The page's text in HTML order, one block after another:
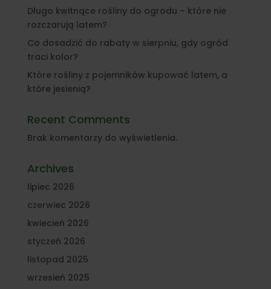
Długo kwitnące rośliny do ogrodu – które nie
rozczarują latem?
Co dosadzić do rabaty w sierpniu, gdy ogród
traci kolor?
Które rośliny z pojemników kupować latem, a
które jesienią?
Recent Comments
Brak komentarzy do wyświetlenia.
Archives
lipiec 2026
czerwiec 2026
kwiecień 2026
styczeń 2026
listopad 2025
wrzesień 2025